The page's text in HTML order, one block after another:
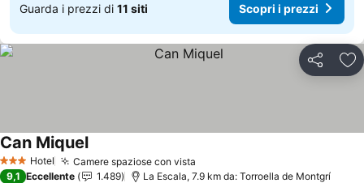
Guarda i prezzi di 11 siti Scopri i prezzi
Condividi
3 StelleHotel Camere spaziose con vista
Can MiquelScopri i prezzi
9,1 Eccellente 1.489 La Escala, 7.9 km da: Torroella de Montgrí